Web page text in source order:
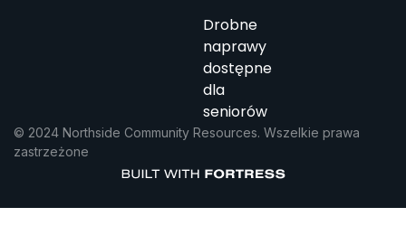
Drobne
naprawy
dostępne
dla
seniorów
© 2024 Northside Community Resources. Wszelkie prawa
zastrzeżone